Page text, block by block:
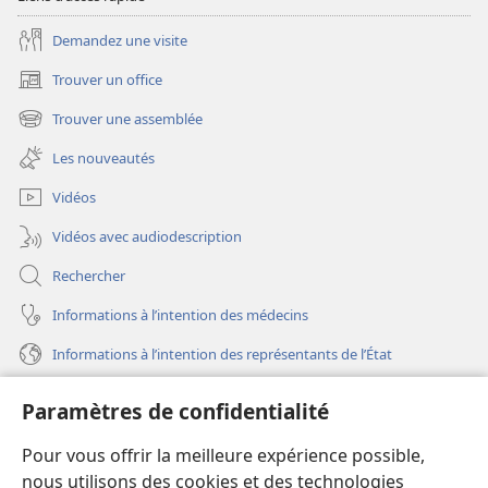
Paramètres de confidentialité
Pour vous offrir la meilleure expérience possible,
nous utilisons des cookies et des technologies
vous ?vous ?
Demandez une visite
Trouver un office
(ouvre
une
nouvelle
fenêtre)
Trouver une assemblée
(ouvre
une
nouvelle
fenêtre)
Les nouveautés
Vidéos
Vidéos avec audiodescription
Rechercher
Informations à l’intention des médecins
Informations à l’intention des représentants de l’État
Dons
(ouvre
une